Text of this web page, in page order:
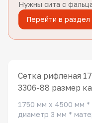
Нужны сита с
Перейти в
Сетка рифленая
3306-88 размер
1750 мм x 4500 мм *
диаметр 3 мм *